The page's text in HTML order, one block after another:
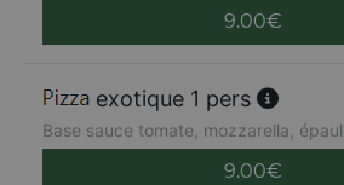
9.00€
exotique 1 pers
Base sauce tomate, mozzarella,
9.00€